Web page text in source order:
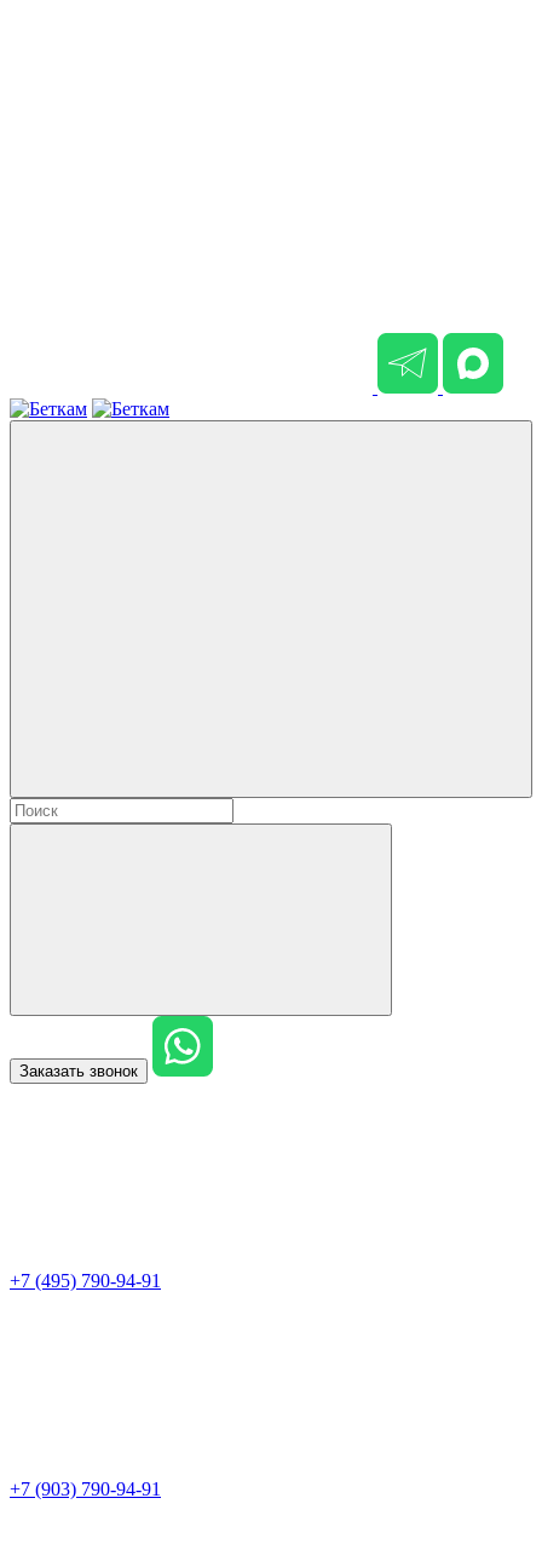
Заказать звонок
+7 (495) 790-94-91
+7 (903) 790-94-91